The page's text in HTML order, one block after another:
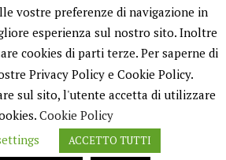
GESTITO DA FRANCESCO TV - PARTITA IVA
vostre preferenze di navigazione in
esperienza sul nostro sito. Inoltre
cookies di parti terze. Per saperne di
Privacy Policy e Cookie Policy.
sul sito, l'utente accetta di utilizzare
Cookie Policy
ACCETTO TUTTI